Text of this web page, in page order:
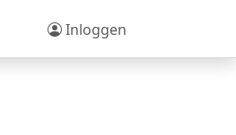
Inloggen